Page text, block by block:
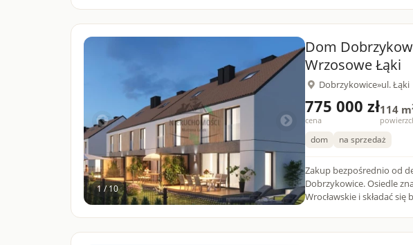
1 / 10
Dom
Wrzosowe Łąki
Dobrzykowice»ul. Łąki
775 000 zł
cena
114 m
dom na sprzedaż
Zakup bezpośrednio od dewelopera Czwarty etap
Dobrzykowice. Osiedle
Wrocławskie i składać się